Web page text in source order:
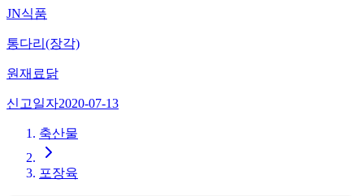
JN식품
통다리(장각)
원재료닭
신고일자2020-07-13
축산물
포장육